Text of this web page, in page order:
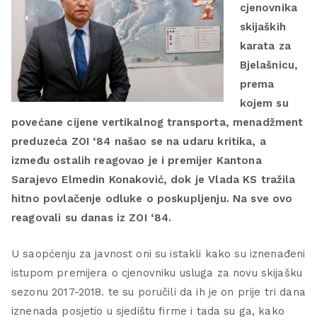
cjenovnika
skijaških
karata za
Bjelašnicu,
prema
kojem su
povećane cijene vertikalnog transporta, menadžment
preduzeća ZOI ‘84 našao se na udaru kritika, a
između ostalih reagovao je i premijer Kantona
Sarajevo Elmedin Konaković, dok je Vlada KS tražila
hitno povlačenje odluke o poskupljenju. Na sve ovo
reagovali su danas iz ZOI ‘84.
U saopćenju za javnost oni su istakli kako su iznenađeni
istupom premijera o cjenovniku usluga za novu skijašku
sezonu 2017-2018. te su poručili da ih je on prije tri dana
iznenada posjetio u sjedištu firme i tada su ga, kako